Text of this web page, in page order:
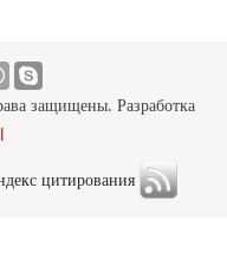
защищены. Разработка